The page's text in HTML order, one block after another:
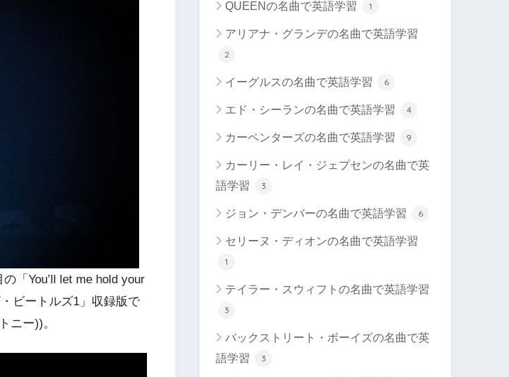
「You’ll let me hold your
ビートルズ1」収録版で
ニー))。
QUEENの名曲で英語学習 1
アリアナ・グランデの名曲で英語学習
2
イーグルスの名曲で英語学習 6
エド・シーランの名曲で英語学習 4
カーペンターズの名曲で英語学習 9
カーリー・レイ・ジェプセンの名曲で英
語学習
3
ジョン・デンバーの名曲で英語学習 6
セリーヌ・ディオンの名曲で英語学習
1
テイラー・スウィフトの名曲で英語学習
3
バックストリート・ボーイズの名曲で英
語学習
3